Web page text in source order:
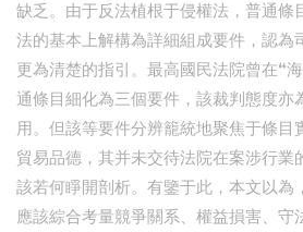
缺乏。由于反法植根于侵權法，普通條
法的基本上解構為詳細組成要件，認為
更為清楚的指引。最高國民法院曾在“
通條目細化為三個要件，該裁判態度亦
用。但該等要件分辨籠統地聚焦于條目
貿易品德，其并未交待法院在案涉行業
該若何睜開剖析。有鑒于此，本文以為
應該綜合考量競爭關系、權益損害、守